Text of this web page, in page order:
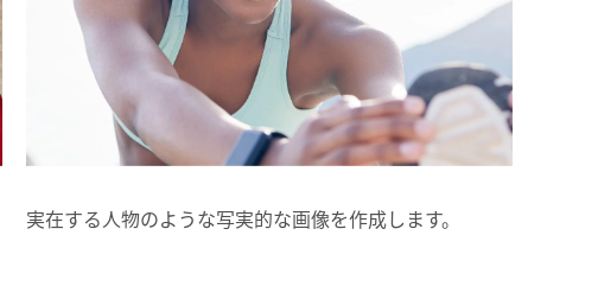
実在する人物のような写実的な画像を作成します。